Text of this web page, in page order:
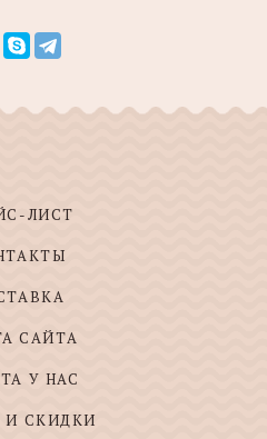
ЛИСТ
САЙТА
У НАС
И СКИДКИ